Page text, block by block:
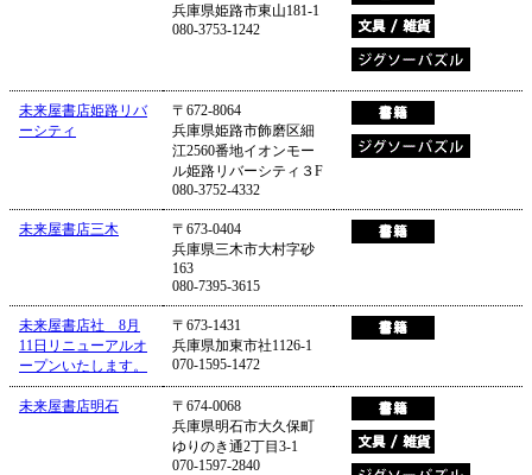
兵庫県姫路市東山181-1
080-3753-1242
未来屋書店姫路リバ
ーシティ
〒672-8064
兵庫県姫路市飾磨区細
江2560番地イオンモー
ル姫路リバーシティ３F
080-3752-4332
未来屋書店三木
〒673-0404
兵庫県三木市大村字砂
163
080-7395-3615
未来屋書店社 8月
11日リニューアルオ
ープンいたします。
〒673-1431
兵庫県加東市社1126-1
070-1595-1472
未来屋書店明石
〒674-0068
兵庫県明石市大久保町
ゆりのき通2丁目3-1
070-1597-2840